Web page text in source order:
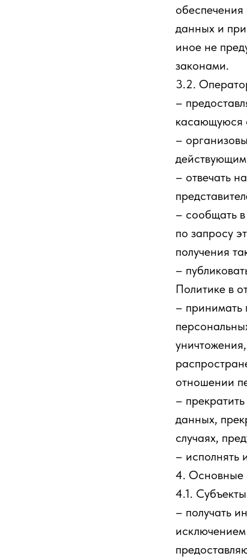
данных и
иное не
законами.
3.2.
–
касающуюся
–
– отвечать
– сообщать
по запросу
получения
–
Политике в
– принимать
отношении
–
данных,
случаях,
– исполнять
4. Основные
4.1.
– получать